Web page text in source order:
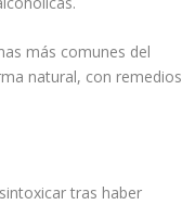
más comunes del
natural, con remedios
tras haber